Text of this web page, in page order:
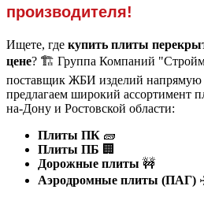
производителя!
Ищете, где купить плиты
цене? 🏗️ Группа Компаний
поставщик ЖБИ изделий напрямую
предлагаем широкий ассортимент
на-Дону и Ростовской области:
Плиты ПК 🧱
Плиты ПБ 🏢
Дорожные плиты 🚧
Аэродромные плиты (ПАГ)